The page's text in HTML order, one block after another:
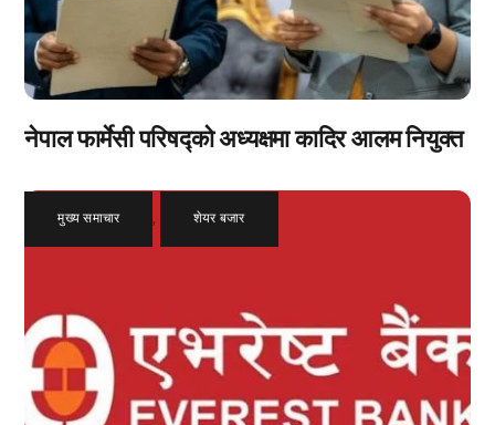
नेपाल फार्मेसी परिषद्को अध्यक्षमा कादिर आलम नियुक्त
मुख्य समाचार , शेयर बजार